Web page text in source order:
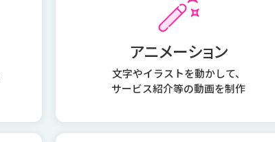
アニメーション
文字やイラストを動かして、
サービス紹介等の動画を制作